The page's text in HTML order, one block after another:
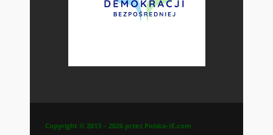
Copyright © 2013 – 2026 przez Polska-IE.com